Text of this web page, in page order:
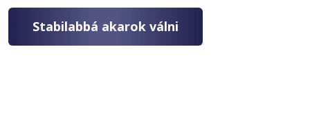
Stabilabbá akarok válni